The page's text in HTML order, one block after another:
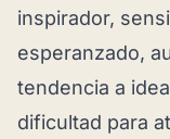
inspirador,
esperanzado,
tendencia a
dificultad para